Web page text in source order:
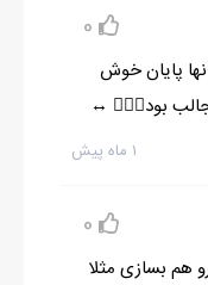
گم کرد. مردشورتون و
به هیچکسی رو ندارم
و به سمت پرورشگاه
مامانش رو گرفته بود و
ام شد و بغضم گرفت.
من بهتر نبود. با لحن
0
پایان خوش
بود👍🏻🙂 ↔️
۱ ماه پیش
0
هم بسازی مثلا